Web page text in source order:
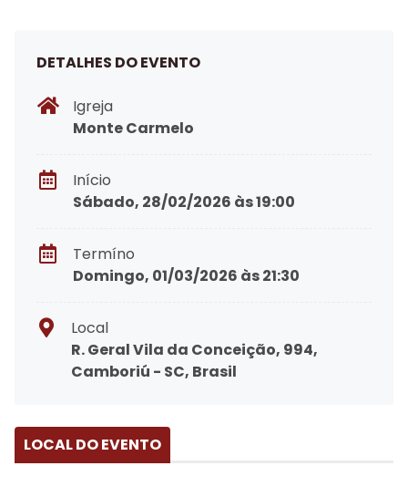
DETALHES DO EVENTO
Igreja
Monte Carmelo
Início
Sábado, 28/02/2026 às 19:00
Termíno
Domingo, 01/03/2026 às 21:30
Local
R. Geral Vila da Conceição, 994,
Camboriú - SC, Brasil
LOCAL DO EVENTO